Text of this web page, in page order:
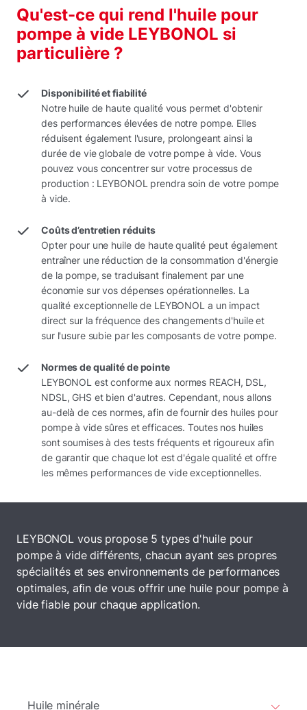
Qu'est-ce qui rend l'huile pour
pompe à vide LEYBONOL si
particulière ?
Disponibilité et fiabilité
Notre huile de haute qualité vous permet d'obtenir
des performances élevées de notre pompe. Elles
réduisent également l'usure, prolongeant ainsi la
durée de vie globale de votre pompe à vide. Vous
pouvez vous concentrer sur votre processus de
production : LEYBONOL prendra soin de votre pompe
à vide.
Coûts d’entretien réduits
Opter pour une huile de haute qualité peut également
entraîner une réduction de la consommation d'énergie
de la pompe, se traduisant finalement par une
économie sur vos dépenses opérationnelles. La
qualité exceptionnelle de LEYBONOL a un impact
direct sur la fréquence des changements d'huile et
sur l'usure subie par les composants de votre pompe.
Normes de qualité de pointe
LEYBONOL est conforme aux normes REACH, DSL,
NDSL, GHS et bien d'autres. Cependant, nous allons
au-delà de ces normes, afin de fournir des huiles pour
pompe à vide sûres et efficaces. Toutes nos huiles
sont soumises à des tests fréquents et rigoureux afin
de garantir que chaque lot est d'égale qualité et offre
les mêmes performances de vide exceptionnelles.
LEYBONOL vous propose 5 types d'huile pour
pompe à vide différents, chacun ayant ses propres
spécialités et ses environnements de performances
optimales, afin de vous offrir une huile pour pompe à
vide fiable pour chaque application.
Huile minérale